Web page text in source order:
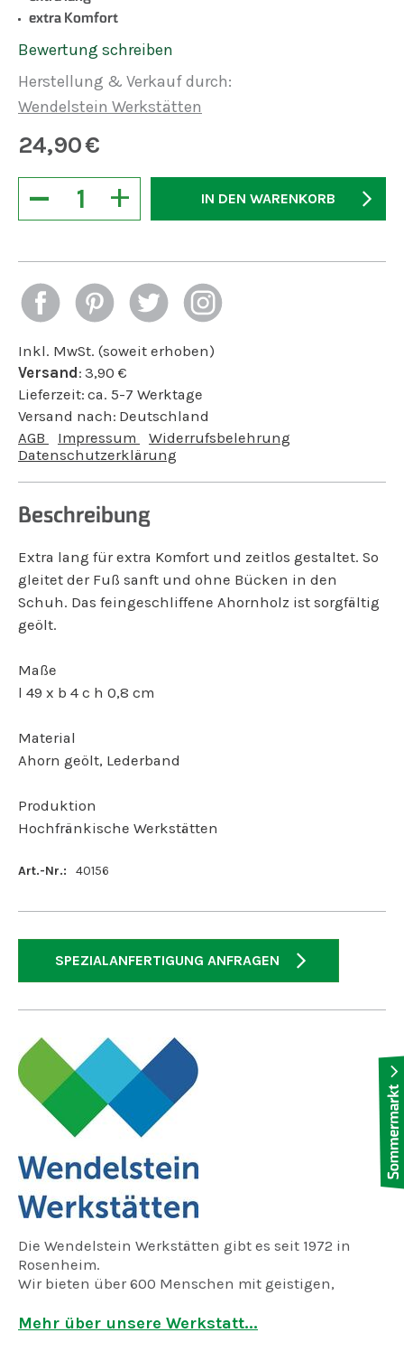
extra Komfort
Bewertung schreiben
Herstellung & Verkauf durch:
Wendelstein Werkstätten
24,90€
+
− IN DEN WARENKORB
Inkl. MwSt. (soweit erhoben)
Versand: 3,90 €
Lieferzeit: ca. 5-7 Werktage
Versand nach: Deutschland
AGB
Impressum
Widerrufsbelehrung
Datenschutzerklärung
Beschreibung
Extra lang für extra Komfort und zeitlos gestaltet. So
gleitet der Fuß sanft und ohne Bücken in den
Schuh. Das feingeschliffene Ahornholz ist sorgfältig
geölt.
Maße
l 49 x b 4 c h 0,8 cm
Material
Ahorn geölt, Lederband
Produktion
Hochfränkische Werkstätten
Art.-Nr.: 40156
SPEZIALANFERTIGUNG ANFRAGEN
Die Wendelstein Werkstätten gibt es seit 1972 in
Rosenheim.
Wir bieten über 600 Menschen mit geistigen,
Arbeitsplätze und ein soziales Umfeld in den
Mehr über unsere Werkstatt...